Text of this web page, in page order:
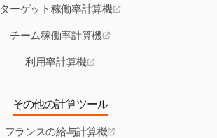
ターゲット稼働率計算機
チーム稼働率計算機
利用率計算機
その他の計算ツール
フランスの給与計算機